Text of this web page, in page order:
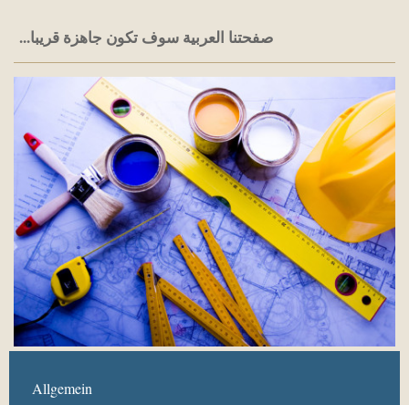
...صفحتنا العربية سوف تكون جاهزة قريبا
Allgemein